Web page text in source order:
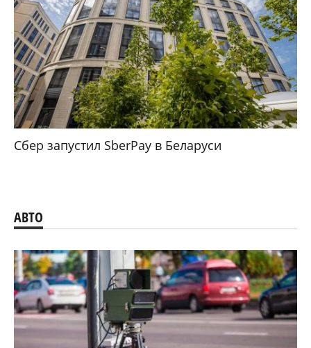
Сбер запустил SberPay в Беларуси
АВТО